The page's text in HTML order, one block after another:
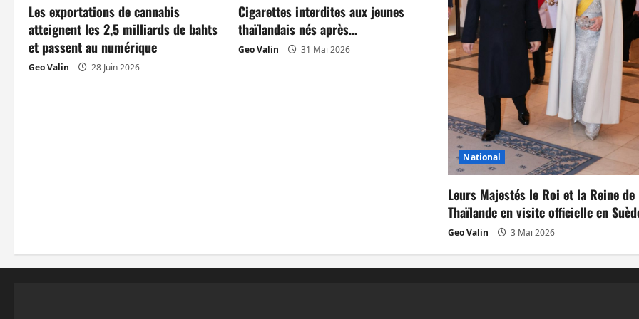
d
’
e
Les exportations de cannabis
atteignent les 2,5 milliards de bahts
et passent au numérique
Geo Valin 28 Juin 2026
Cigarettes interdites aux jeunes
thaïlandais nés après…
Geo Valin 31 Mai 2026
National
Leurs Majestés le Roi et la Reine de
Thaïlande en visite officielle en
Geo Valin 3 Mai 2026